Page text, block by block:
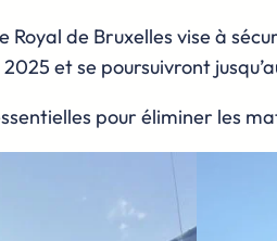
Royal de Bruxelles vise à
et se poursuivront
pour éliminer les